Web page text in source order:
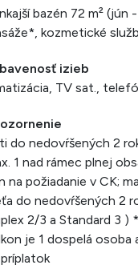
bazén 72 m² (jún
kozmetické
izieb
TV sat.,
do nedovŕšených 2
1 nad rámec plnej
na požiadanie v CK;
do nedovŕšených 2
2/3 a Standard 3 )
je 1 dospelá